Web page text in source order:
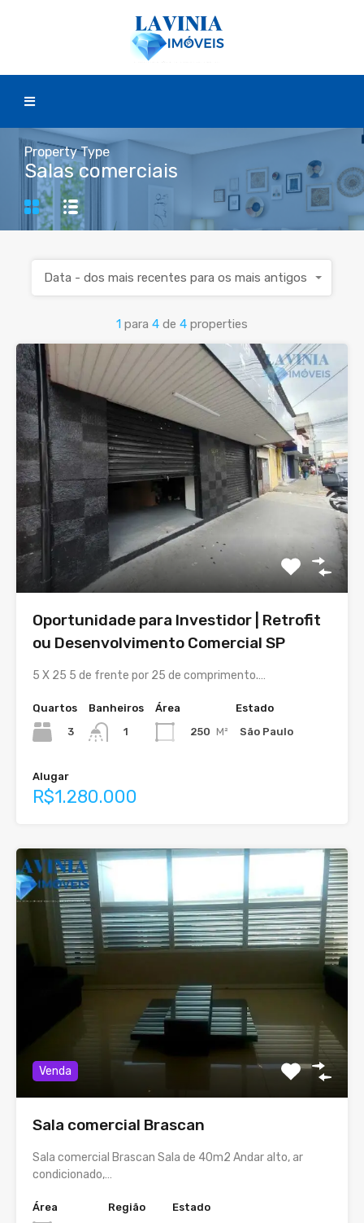
Property Type
Salas comerciais
1 para 4 de 4 properties
Data - dos mais recentes para os mais antigos
Oportunidade para Investidor | Retrofit
ou Desenvolvimento Comercial SP
5 X 25 5 de frente por 25 de comprimento.…
Quartos
3
Banheiros
1
Área
250 M²
Estado
São Paulo
Alugar
R$1.280.000
Venda
Sala comercial Brascan
Sala comercial Brascan Sala de 40m2 Andar alto, ar
condicionado,…
Área
Região
Estado